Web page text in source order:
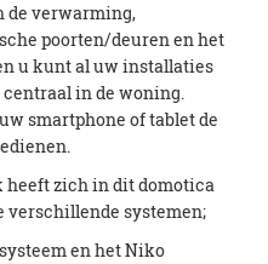
de verwarming,
poorten/deuren en het
u kunt al uw installaties
in de woning.
smartphone of tablet de
zich in dit domotica
verschillende systemen;
en het Niko